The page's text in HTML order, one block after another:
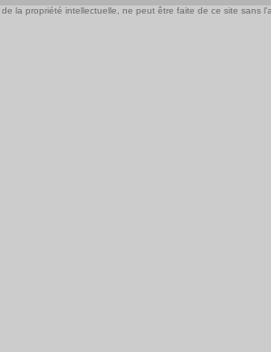
la propriété intellectuelle, ne peut être faite de ce site sans